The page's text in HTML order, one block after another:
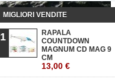
MIGLIORI VENDITE
1
RAPALA
COUNTDOWN
MAGNUM CD MAG 9
CM
13,00 €